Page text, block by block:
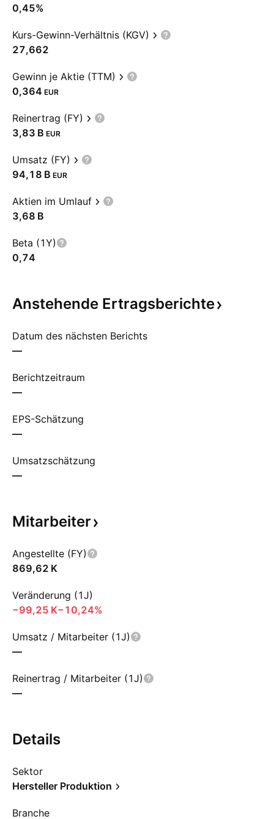
0,45%
Kurs-Gewinn-Verhältnis (KGV)
27,662
Gewinn je Aktie (TTM)
0,364 EUR
Reinertrag (FY)
‪3,83 B‬ EUR
Umsatz (FY)
‪94,18 B‬ EUR
Aktien im Umlauf
‪3,68 B‬
Beta (1Y)
0,74
Anstehende Ertragsberichte
Datum des nächsten Berichts
—
Berichtzeitraum
—
EPS-Schätzung
—
Umsatzschätzung
—
Mitarbeiter
Angestellte (FY)
‪869,62 K‬
Veränderung (1J)
‪−99,25 K‬−10,24%
Umsatz / Mitarbeiter (1J)
—
Reinertrag / Mitarbeiter (1J)
—
Details
Sektor
Hersteller Produktion
Branche